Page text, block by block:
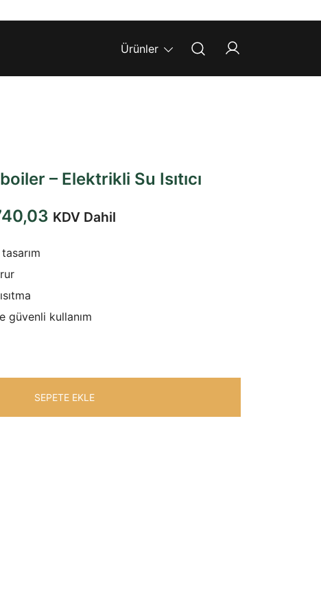
Ürünler
– Elektrikli Su Isıtıcı
Şu
KDV Dahil
güvenli kullanım
SEPETE EKLE